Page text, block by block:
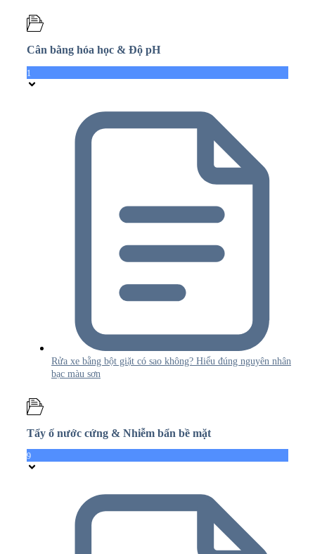
Cân bằng hóa học & Độ pH
1
Rửa xe bằng bột giặt có sao không? Hiểu đúng nguyên nhân
bạc màu sơn
Tẩy ố nước cứng & Nhiễm bẩn bề mặt
9